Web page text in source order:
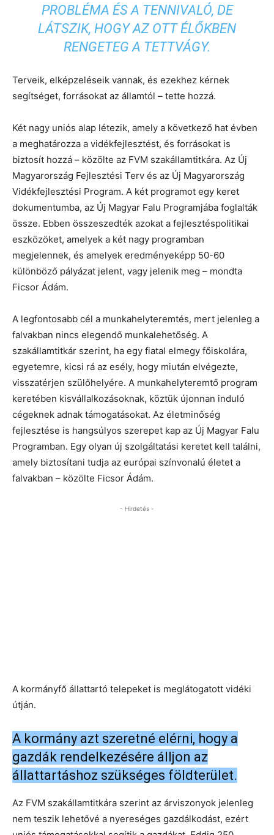
PROBLÉMA ÉS A TENNIVALÓ, DE
LÁTSZIK, HOGY AZ OTT ÉLŐKBEN
RENGETEG A TETTVÁGY.
Terveik, elképzeléseik vannak, és ezekhez kérnek
segítséget, forrásokat az államtól – tette hozzá.
Két nagy uniós alap létezik, amely a következő hat évben
a meghatározza a vidékfejlesztést, és forrásokat is
biztosít hozzá – közölte az FVM szakállamtitkára. Az Új
Magyarország Fejlesztési Terv és az Új Magyarország
Vidékfejlesztési Program. A két programot egy keret
dokumentumba, az Új Magyar Falu Programjába foglalták
össze. Ebben összeszedték azokat a fejlesztéspolitikai
eszközöket, amelyek a két nagy programban
megjelennek, és amelyek eredményeképp 50-60
különböző pályázat jelent, vagy jelenik meg – mondta
Ficsor Ádám.
A legfontosabb cél a munkahelyteremtés, mert jelenleg a
falvakban nincs elegendő munkalehetőség. A
szakállamtitkár szerint, ha egy fiatal elmegy főiskolára,
egyetemre, kicsi rá az esély, hogy miután elvégezte,
visszatérjen szülőhelyére. A munkahelyteremtő program
keretében kisvállalkozásoknak, köztük újonnan induló
cégeknek adnak támogatásokat. Az életminőség
fejlesztése is hangsúlyos szerepet kap az Új Magyar Falu
Programban. Egy olyan új szolgáltatási keretet kell találni,
amely biztosítani tudja az európai színvonalú életet a
falvakban – közölte Ficsor Ádám.
- Hirdetés -
A kormányfő állattartó telepeket is meglátogatott vidéki
útján.
A kormány azt szeretné elérni, hogy a
gazdák rendelkezésére álljon az
állattartáshoz szükséges földterület.
Az FVM szakállamtitkára szerint az árviszonyok jelenleg
nem teszik lehetővé a nyereséges gazdálkodást, ezért